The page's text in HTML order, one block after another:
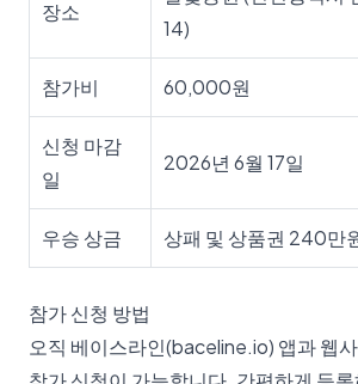
장소
14)
참가비 60,000원
신청 마감
일
2026년 6월 17일
우승 상금 상패 및 상품권 240만
참가 신청 방법
오직 베이스라인(baceline.io) 앱과 웹